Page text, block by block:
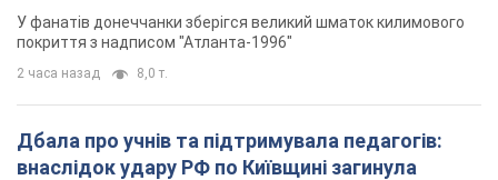
"золото" Олімпіади
У фанатів донеччанки зберігся великий шматок килимового
покриття з надписом "Атланта-1996"
2 часа назад 8,0 т.
Дбала про учнів та підтримувала педагогів:
внаслідок удару РФ по Київщині загинула